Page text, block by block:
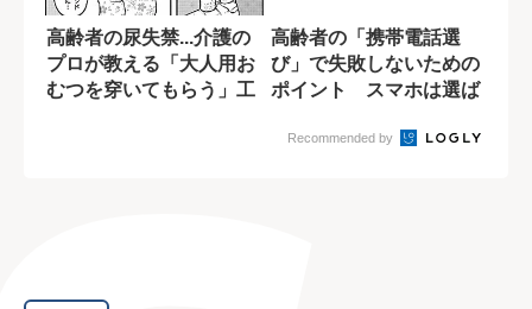
高齢者の尿失禁...介護の
プロが教える「大人用お
むつを穿いてもらう」工
高齢者の「携帯電話選
び」で失敗しないための
ポイント スマホは選ば
Recommended by